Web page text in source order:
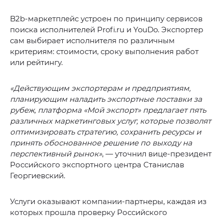
B2b-маркетплейс устроен по принципу сервисов
поиска исполнителей Profi.ru и YouDo. Экспортер
сам выбирает исполнителя по различным
критериям: стоимости, сроку выполнения работ
или рейтингу.
«Действующим экспортерам и предприятиям,
планирующим наладить экспортные поставки за
рубеж, платформа «Мой экспорт» предлагает пять
различных маркетинговых услуг, которые позволят
оптимизировать стратегию, сохранить ресурсы и
принять обоснованное решение по выходу на
перспективный рынок», — уточнил вице-президент
Российского экспортного центра Станислав
Георгиевский.
Услуги оказывают компании-партнеры, каждая из
которых прошла проверку Российского